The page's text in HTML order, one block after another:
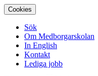
Cookies
Sök
Om Medborgarskolan
In English
Kontakt
Lediga jobb